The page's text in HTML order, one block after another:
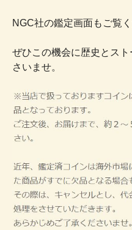
NGC社の鑑定画面もご覧く
ぜひこの機会に歴史とス
さいませ。